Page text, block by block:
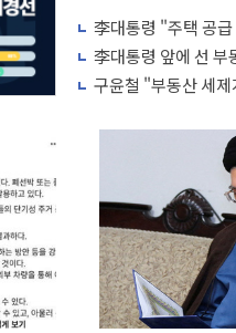
李대통령 "주택 공
李대통령 앞에 선
구윤철 "부동산 세